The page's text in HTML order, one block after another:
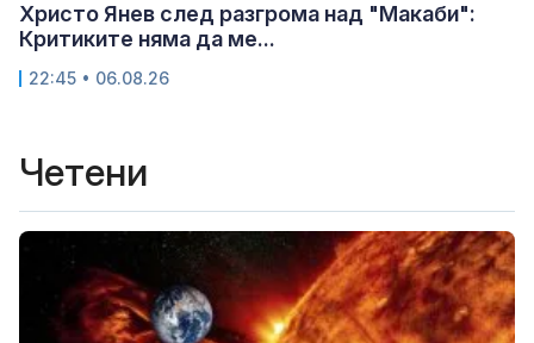
Христо Янев след разгрома над "Макаби":
Критиките няма да ме...
22:45 • 06.08.26
Четени